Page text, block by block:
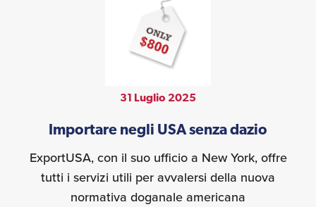
31 Luglio 2025
Importare negli USA senza dazio
ExportUSA, con il suo ufficio a New York, offre
tutti i servizi utili per avvalersi della nuova
normativa doganale americana